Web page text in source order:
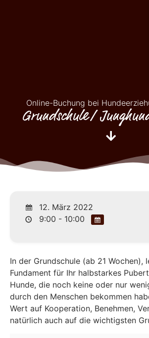
Online-Buchung bei
Grundschule/
12. März 2022
9:00 - 10:00
In der Grundschule (ab 21 Wochen),
Fundament für Ihr halbstarkes
Hunde, die noch keine oder nur
durch den Menschen bekommen
Wert auf Kooperation, Benehmen,
natürlich auch auf die wichtigsten